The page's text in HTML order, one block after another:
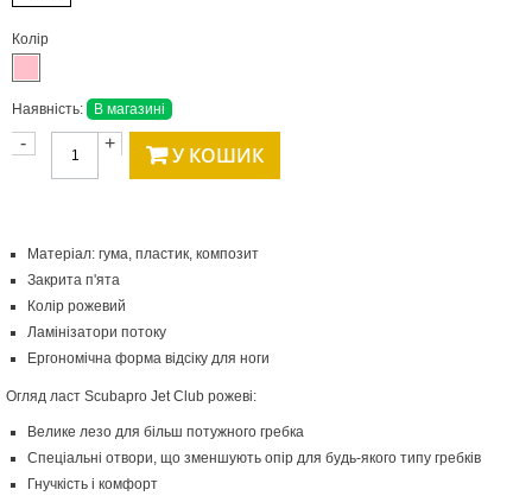
Колір
Наявність: В магазині
- + У КОШИК
Матеріал: гума, пластик, композит
Закрита п'ята
Колір рожевий
Ламінізатори потоку
Ергономічна форма відсіку для ноги
Огляд ласт Scubapro Jet Club рожеві:
Велике лезо для більш потужного гребка
Спеціальні отвори, що зменшують опір для будь-якого типу гребків
Гнучкість і комфорт